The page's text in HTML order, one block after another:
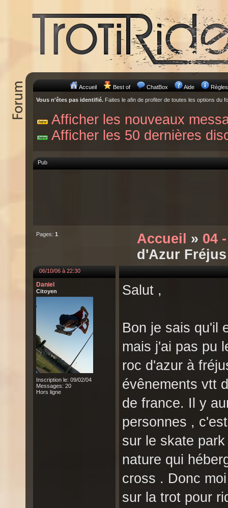
Accueil Best of ChatBox Aide Règles
Vous n'êtes pas identifié. Faites le afin de profiter de toutes les options du
Afficher les nouveaux
Afficher les 50 dernières
Pub
Pages: 1 Accueil » 04
d'Azur Fréjus
06/10/06 à 22:30
Daniel
Citoyen
Inscription le: 09/02/04
Messages: 20
Hors ligne
Salut ,
Bon je sais qu'il
mais j'ai pas pu
roc d'azur à
évênements vtt
de france. Il y
personnes ,
sur le skate
nature qui
cross . Donc
sur la trot pour